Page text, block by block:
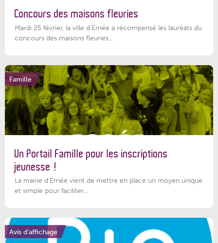
Concours des maisons fleuries
Mardi 25 février, la ville d'Ernée a récompensé les lauréats du
concours des maisons fleuries...
Famille
Un Portail Famille pour les inscriptions
jeunesse !
La mairie d’Ernée vient de mettre en place un moyen unique
et simple pour faciliter...
Avis d'affichage